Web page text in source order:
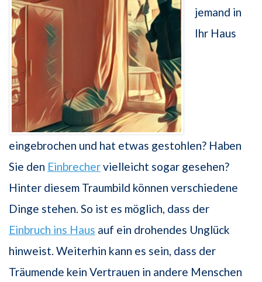
jemand in
Ihr Haus
eingebrochen und hat etwas gestohlen? Haben
Sie den Einbrechervielleicht sogar gesehen?
Hinter diesem Traumbild können verschiedene
Dinge stehen. So ist es möglich, dass der
Einbruch ins Haus auf ein drohendes Unglück
hinweist. Weiterhin kann es sein, dass der
Träumende kein Vertrauen in andere Menschen